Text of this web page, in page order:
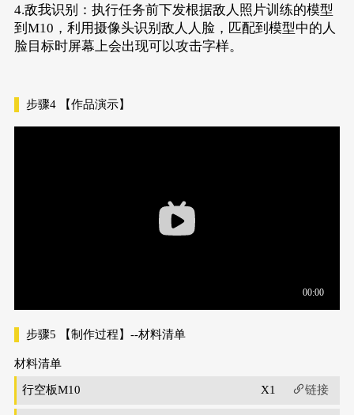
4.敌我识别：执行任务前下发根据敌人照片训练的模型
到M10，利用摄像头识别敌人人脸，匹配到模型中的人
脸目标时屏幕上会出现可以攻击字样。
步骤4 【作品演示】
步骤5 【制作过程】--材料清单
材料清单
行空板M10 X1 链接